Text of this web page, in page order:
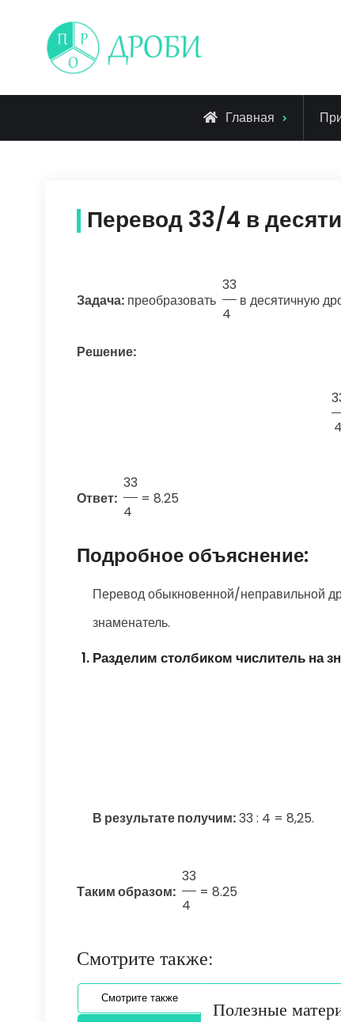
content
Главная
Перевод 33/4 в
Задача: преобразовать
33
4
в десятичную
Решение:
4
Ответ:
33
4
= 8.25
Подробное объяснение:
Перевод обыкновенной/неправильной
знаменатель.
Разделим столбиком числитель на
В результате получим:33 : 4 = 8,25.
Таким образом:
33
4
= 8.25
Смотрите также:
Смотрите также Полезные